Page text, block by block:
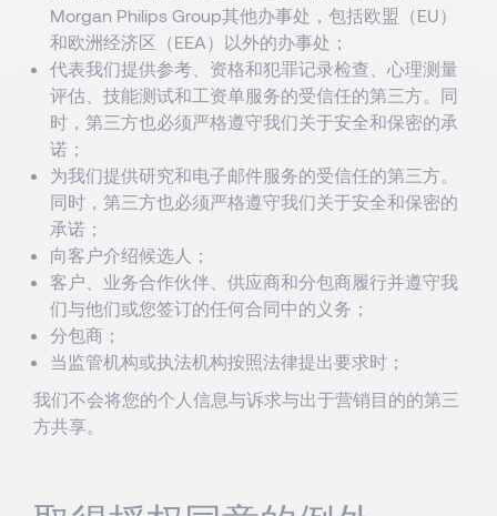
Morgan Philips Group其他办事处，包括欧盟（EU）
和欧洲经济区（EEA）以外的办事处；
代表我们提供参考、资格和犯罪记录检查、心理测量
评估、技能测试和工资单服务的受信任的第三方。同
时，第三方也必须严格遵守我们关于安全和保密的承
诺；
为我们提供研究和电子邮件服务的受信任的第三方。
同时，第三方也必须严格遵守我们关于安全和保密的
承诺；
向客户介绍候选人；
客户、业务合作伙伴、供应商和分包商履行并遵守我
们与他们或您签订的任何合同中的义务；
分包商；
当监管机构或执法机构按照法律提出要求时；
我们不会将您的个人信息与诉求与出于营销目的的第三
方共享。